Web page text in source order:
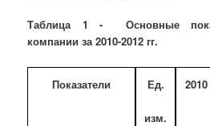
Таблица 1 - Основные
компании за 2010-2012 гг.
Показатели Ед.
изм.
2010